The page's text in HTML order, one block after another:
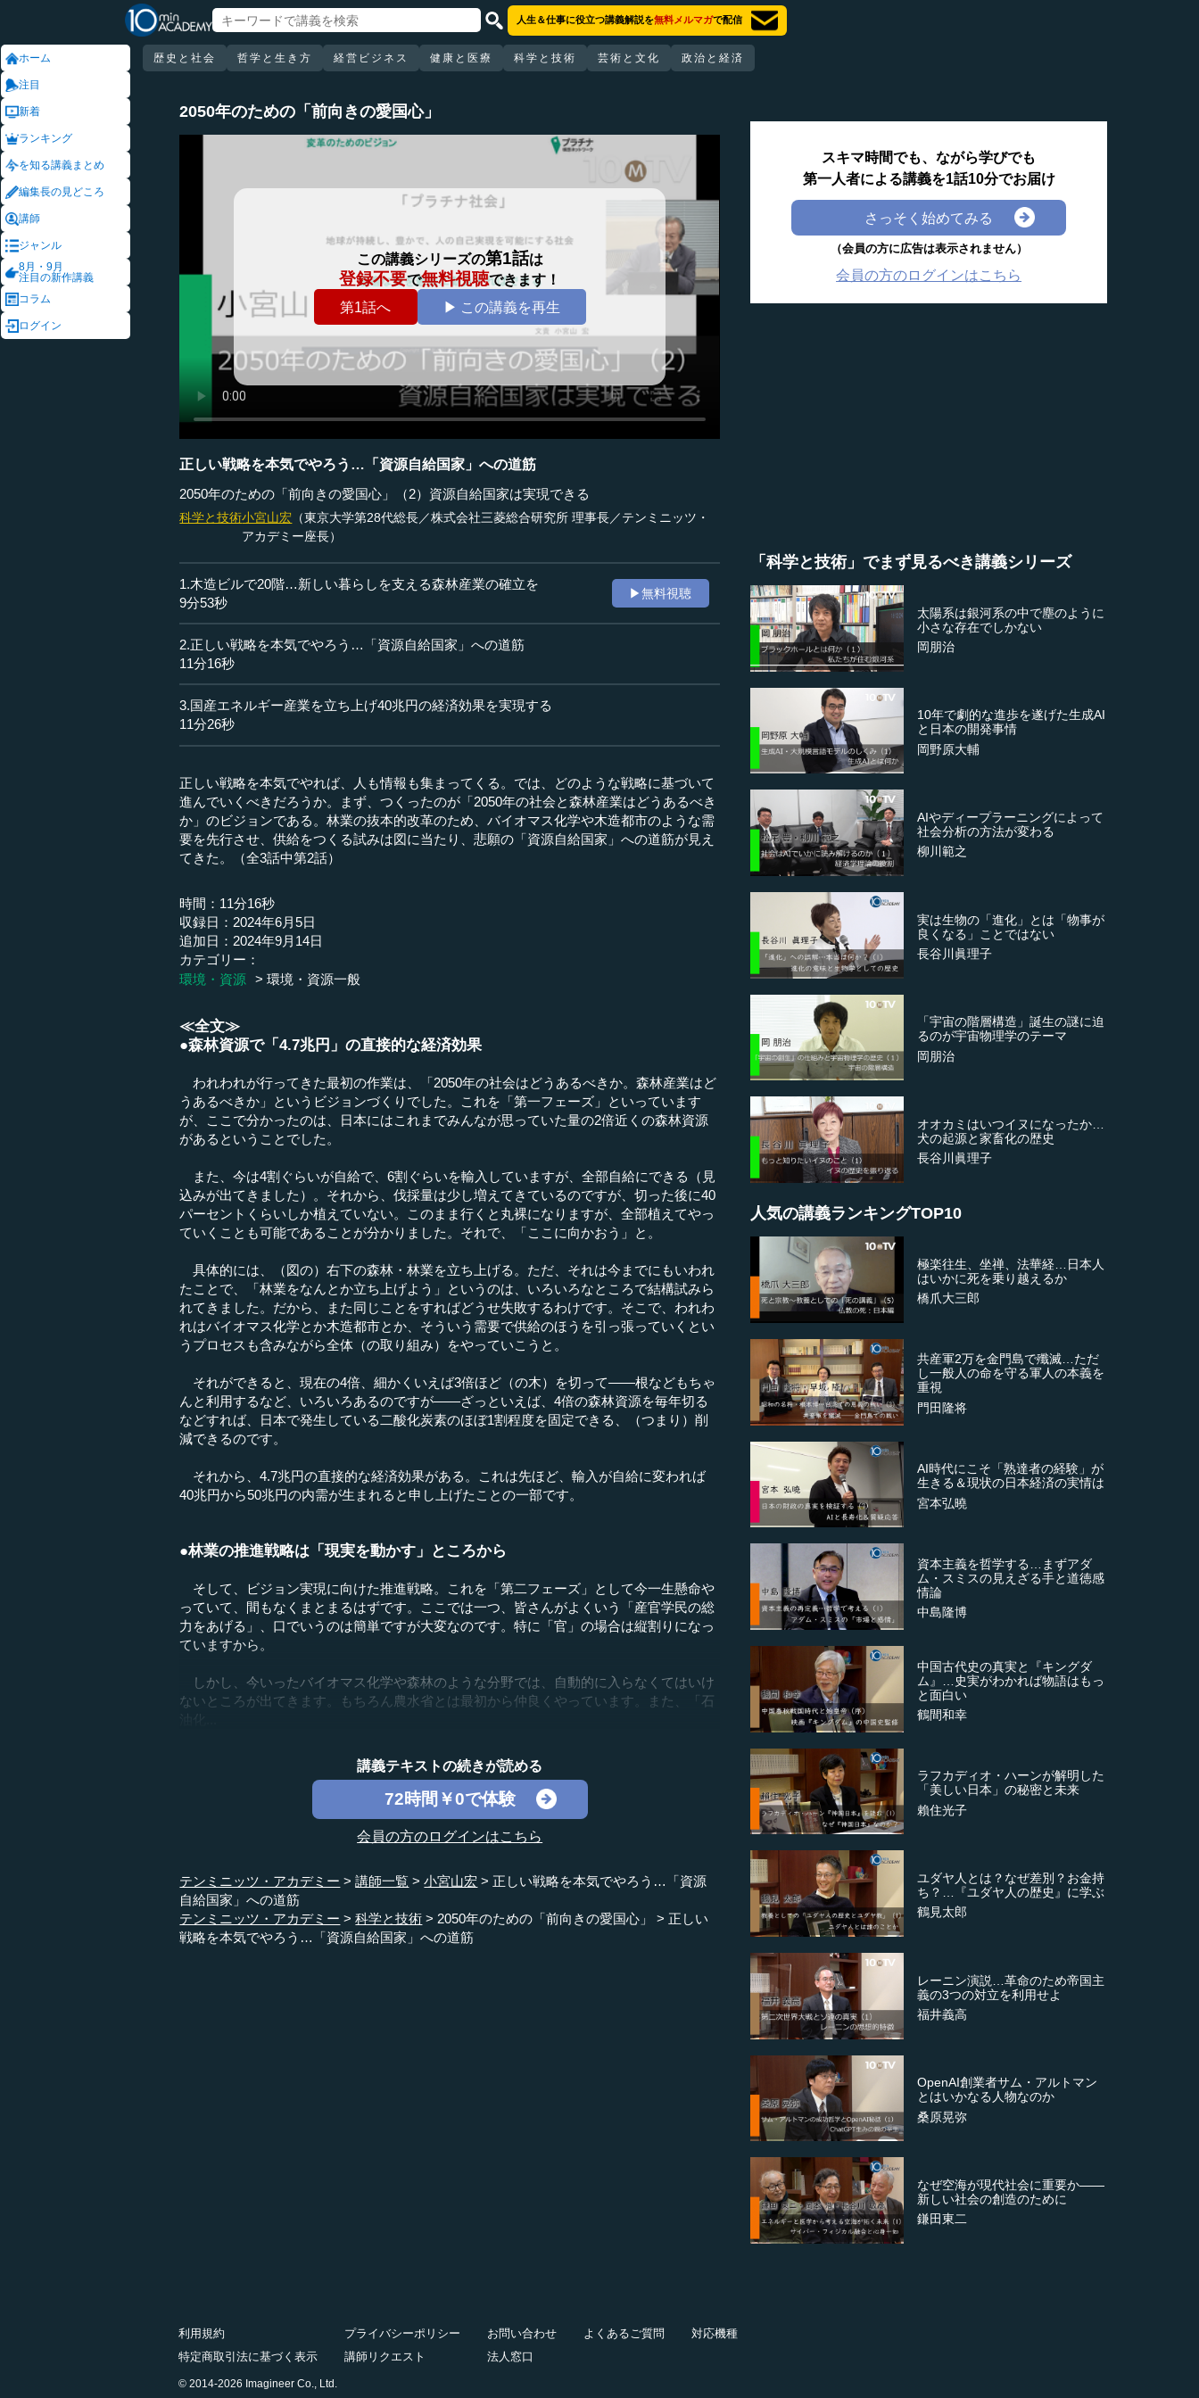
ホーム
注目
新着
ランキング
を知る講義まとめ
編集長の見どころ
講師
ジャンル
8月・9月
注目の新作講義
コラム
ログイン
人生＆仕事に役立つ講義解説を無料メルマガで配信
歴史と社会 哲学と生き方 経営ビジネス 健康と医療 科学と技術 芸術と文化 政治と経済
2050年のための「前向きの愛国心」
この講義シリーズの第1話は
登録不要で無料視聴できます！
第1話へ
▶ この講義を再生
正しい戦略を本気でやろう…「資源自給国家」への道筋
2050年のための「前向きの愛国心」（2）資源自給国家は実現できる
科学と技術小宮山宏 （東京大学第28代総長／株式会社三菱総合研究所 理事長／テンミニッツ・
アカデミー座長）
1.木造ビルで20階…新しい暮らしを支える森林産業の確立を
9分53秒
▶無料視聴
2.正しい戦略を本気でやろう…「資源自給国家」への道筋
11分16秒
3.国産エネルギー産業を立ち上げ40兆円の経済効果を実現する
11分26秒
正しい戦略を本気でやれば、人も情報も集まってくる。では、どのような戦略に基づいて
進んでいくべきだろうか。まず、つくったのが「2050年の社会と森林産業はどうあるべき
か」のビジョンである。林業の抜本的改革のため、バイオマス化学や木造都市のような需
要を先行させ、供給をつくる試みは図に当たり、悲願の「資源自給国家」への道筋が見え
てきた。（全3話中第2話）
時間：11分16秒
収録日：2024年6月5日
追加日：2024年9月14日
カテゴリー：
環境・資源
環境・資源一般
≪全文≫
●森林資源で「4.7兆円」の直接的な経済効果
われわれが行ってきた最初の作業は、「2050年の社会はどうあるべきか。森林産業はど
うあるべきか」というビジョンづくりでした。これを「第一フェーズ」といっています
が、ここで分かったのは、日本にはこれまでみんなが思っていた量の2倍近くの森林資源
があるということでした。
また、今は4割ぐらいが自給で、6割ぐらいを輸入していますが、全部自給にできる（見
込みが出てきました）。それから、伐採量は少し増えてきているのですが、切った後に40
パーセントくらいしか植えていない。このまま行くと丸裸になりますが、全部植えてやっ
ていくことも可能であることが分かりました。それで、「ここに向かおう」と。
具体的には、（図の）右下の森林・林業を立ち上げる。ただ、それは今までにもいわれ
たことで、「林業をなんとか立ち上げよう」というのは、いろいろなところで結構試みら
れてきました。だから、また同じことをすればどうせ失敗するわけです。そこで、われわ
れはバイオマス化学とか木造都市とか、そういう需要で供給のほうを引っ張っていくとい
うプロセスも含みながら全体（の取り組み）をやっていこうと。
それができると、現在の4倍、細かくいえば3倍ほど（の木）を切って――根などもちゃ
んと利用するなど、いろいろあるのですが――ざっといえば、4倍の森林資源を毎年切る
などすれば、日本で発生している二酸化炭素のほぼ1割程度を固定できる、（つまり）削
減できるのです。
それから、4.7兆円の直接的な経済効果がある。これは先ほど、輸入が自給に変われば
40兆円から50兆円の内需が生まれると申し上げたことの一部です。
●林業の推進戦略は「現実を動かす」ところから
そして、ビジョン実現に向けた推進戦略。これを「第二フェーズ」として今一生懸命や
っていて、間もなくまとまるはずです。ここでは一つ、皆さんがよくいう「産官学民の総
力をあげる」、口でいうのは簡単ですが大変なのです。特に「官」の場合は縦割りになっ
ていますから。
しかし、今いったバイオマス化学や森林のような分野では、自動的に入らなくてはいけ
ないところが出てきます。もちろん農水省とは最初から仲良くやっています。また、「石
講義テキストの続きが読める
72時間￥0で体験
会員の方のログインはこちら
テンミニッツ・アカデミー 講師一覧 小宮山宏
正しい戦略を本気でやろう…「資源
自給国家」への道筋
テンミニッツ・アカデミー
科学と技術 2050年のための「前向きの愛国心」
正しい
戦略を本気でやろう…「資源自給国家」への道筋
スキマ時間でも、ながら学びでも
第一人者による講義を1話10分でお届け
さっそく始めてみる
（会員の方に広告は表示されません）
会員の方のログインはこちら
「科学と技術」でまず見るべき講義シリーズ
太陽系は銀河系の中で塵のように
小さな存在でしかない
岡朋治
10年で劇的な進歩を遂げた生成AI
と日本の開発事情
岡野原大輔
AIやディープラーニングによって
社会分析の方法が変わる
柳川範之
実は生物の「進化」とは「物事が
良くなる」ことではない
長谷川眞理子
「宇宙の階層構造」誕生の謎に迫
るのが宇宙物理学のテーマ
岡朋治
オオカミはいつイヌになったか…
犬の起源と家畜化の歴史
長谷川眞理子
人気の講義ランキングTOP10
極楽往生、坐禅、法華経…日本人
はいかに死を乗り越えるか
橋爪大三郎
共産軍2万を金門島で殲滅…ただ
し一般人の命を守る軍人の本義を
重視
門田隆将
AI時代にこそ「熟達者の経験」が
生きる＆現状の日本経済の実情は
宮本弘曉
資本主義を哲学する…まずアダ
ム・スミスの見えざる手と道徳感
情論
中島隆博
中国古代史の真実と『キングダ
ム』…史実がわかれば物語はもっ
と面白い
鶴間和幸
ラフカディオ・ハーンが解明した
「美しい日本」の秘密と未来
賴住光子
ユダヤ人とは？なぜ差別？お金持
ち？…『ユダヤ人の歴史』に学ぶ
鶴見太郎
レーニン演説…革命のため帝国主
義の3つの対立を利用せよ
福井義高
OpenAI創業者サム・アルトマン
とはいかなる人物なのか
桑原晃弥
なぜ空海が現代社会に重要か――
新しい社会の創造のために
鎌田東二
利用規約 プライバシーポリシー お問い合わせ よくあるご質問
対応機種
特定商取引法に基づく表示
講師リクエスト 法人窓口
© 2014-2026 Imagineer Co., Ltd.